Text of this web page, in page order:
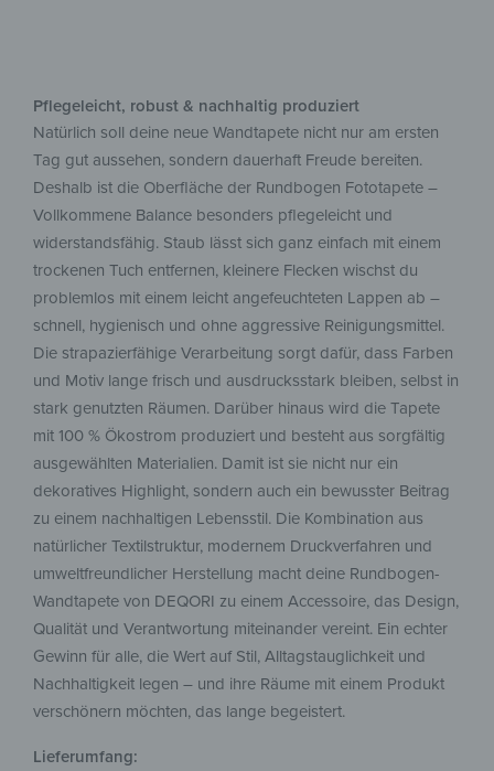
Pflegeleicht, robust & nachhaltig produziert
Natürlich soll deine neue Wandtapete nicht nur am ersten
Tag gut aussehen, sondern dauerhaft Freude bereiten.
Deshalb ist die Oberfläche der Rundbogen Fototapete –
Vollkommene Balance besonders pflegeleicht und
widerstandsfähig. Staub lässt sich ganz einfach mit einem
trockenen Tuch entfernen, kleinere Flecken wischst du
problemlos mit einem leicht angefeuchteten Lappen ab –
schnell, hygienisch und ohne aggressive Reinigungsmittel.
Die strapazierfähige Verarbeitung sorgt dafür, dass Farben
und Motiv lange frisch und ausdrucksstark bleiben, selbst in
stark genutzten Räumen. Darüber hinaus wird die Tapete
mit 100 % Ökostrom produziert und besteht aus sorgfältig
ausgewählten Materialien. Damit ist sie nicht nur ein
dekoratives Highlight, sondern auch ein bewusster Beitrag
zu einem nachhaltigen Lebensstil. Die Kombination aus
natürlicher Textilstruktur, modernem Druckverfahren und
umweltfreundlicher Herstellung macht deine Rundbogen-
Wandtapete von DEQORI zu einem Accessoire, das Design,
Qualität und Verantwortung miteinander vereint. Ein echter
Gewinn für alle, die Wert auf Stil, Alltagstauglichkeit und
Nachhaltigkeit legen – und ihre Räume mit einem Produkt
verschönern möchten, das lange begeistert.
Lieferumfang: